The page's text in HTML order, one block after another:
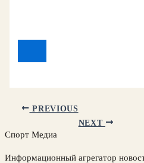
PREVIOUS
NEXT
Спорт Медиа
Информационный агрегатор